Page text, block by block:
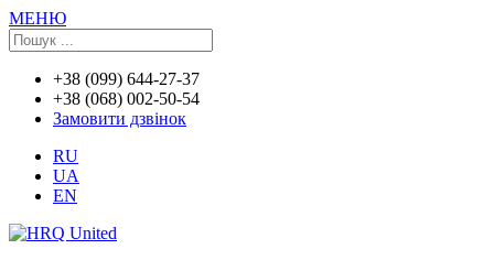
МЕНЮ
+38 (099) 644-27-37
+38 (068) 002-50-54
Замовити дзвінок
RU
UA
EN